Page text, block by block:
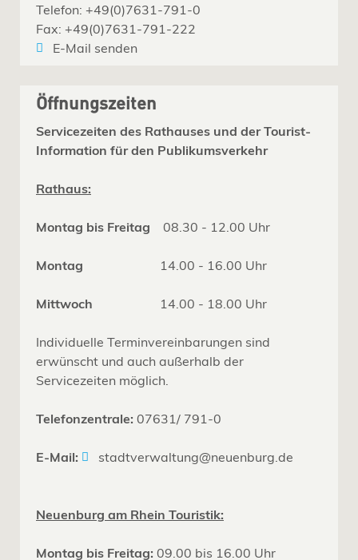
Telefon: +49(0)7631-791-0
Fax: +49(0)7631-791-222
E-Mail senden
Öffnungszeiten
Servicezeiten des Rathauses und der Tourist-
Information für den Publikumsverkehr
Rathaus:
Montag bis Freitag 08.30 - 12.00 Uhr
Montag 14.00 - 16.00 Uhr
Mittwoch 14.00 - 18.00 Uhr
Individuelle Terminvereinbarungen sind
erwünscht und auch außerhalb der
Servicezeiten möglich.
Telefonzentrale: 07631/ 791-0
E-Mail: stadtverwaltung@neuenburg.de
Neuenburg am Rhein Touristik:
Montag bis Freitag: 09.00 bis 16.00 Uhr